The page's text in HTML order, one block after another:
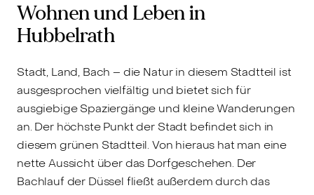
Wohnen und Leben in
Hubbelrath
Stadt, Land, Bach – die Natur in diesem Stadtteil ist
ausgesprochen vielfältig und bietet sich für
ausgiebige Spaziergänge und kleine Wanderungen
an. Der höchste Punkt der Stadt befindet sich in
diesem grünen Stadtteil. Von hieraus hat man eine
nette Aussicht über das Dorfgeschehen. Der
Bachlauf der Düssel fließt außerdem durch das